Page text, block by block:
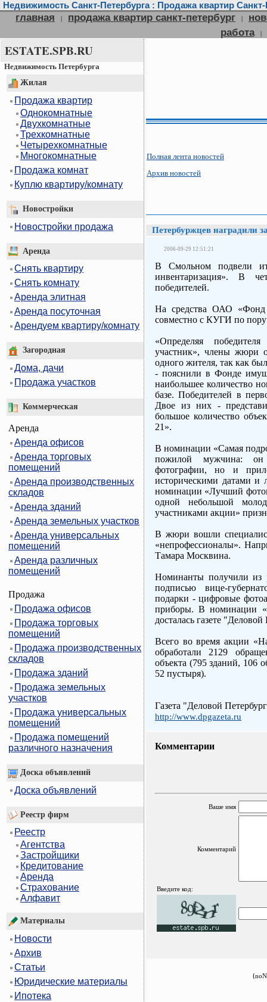
Недвижимость Санкт-Петербурга : Продажа квартир
главная | продажа квартир санкт-петербург |
работа
|
ESTATE.SPB.RU
Недвижимость Петербурга
Жилая
Продажа квартир
Однокомнатные
Двухкомнатные
Трехкомнатные
Четырехкомнатные
Многокомнатные
Продажа комнат
Куплю квартиру/комнату
Новостройки
Новостройки продажа
Аренда
Снять квартиру
Снять комнату
Аренда элитная
Аренда посуточная
Арендуем квартиру/комнату
Загородная
Дома, дачи
Продажа участков
Коммерческая
Аренда
Аренда офисов
Аренда торговых
помещений
Аренда производственных
складов
Аренда зданий
Аренда земельных участков
Аренда универсальных
помещений
Аренда различных
помещений
Продажа
Продажа офисов
Продажа торговых
помещений
Продажа производственных
складов
Продажа зданий
Продажа земельных
участков
Продажа универсальных
помещений
Продажа помещений
различного назначения
Доска объявлений
Доска объявлений
Реестр фирм
Реестр
Агентства
Застройщики
Кредитование
Аренда
Страхование
Алфавит
Материалы
Новости
Архив
Статьи
Юридические материалы
Ипотека
Полная лента новостей
Архив новостей
Петербуржцев наградили
2006-09-29 12:51:21
В Смольном подвели
инвентаризация». В
победителей.
На средства ОАО «Фонд
совместно с КУГИ по
«Определяя
участник», члены жюри
одного жителя, так как
- пояснили в Фонде
наибольшее количество
базе. Победителей в
Двое из них -
большое количество
21».
В номинации «Самая
пожилой мужчина: он
фотографии, но и
историческими датами и
номинации «Лучший
одной небольшой
участниками акции»
В жюри вошли
«непрофессионалы».
Тамара Москвина.
Номинанты получили из
подписью вице-
подарки - цифровые
приборы. В номинации
досталась газете
Всего во время акции
обработали 2129
объекта (795 зданий, 106
52 пустыря).
Газета "Деловой
http://www.dpgazeta.ru
Комментарии
Ваше имя
Комментарий
Введите код: